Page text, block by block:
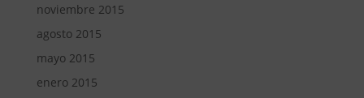
noviembre 2015
agosto 2015
mayo 2015
enero 2015